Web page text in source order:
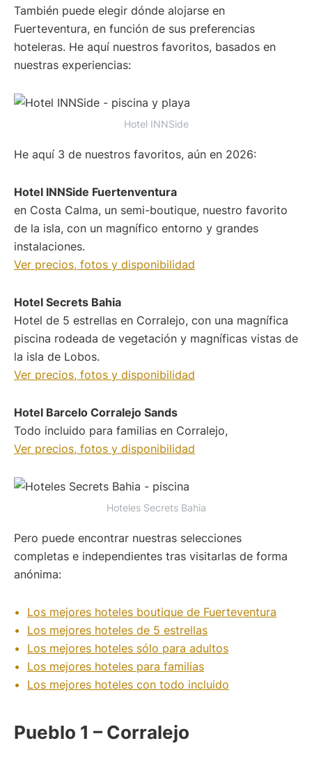
También puede elegir dónde alojarse en
Fuerteventura, en función de sus preferencias
hoteleras. He aquí nuestros favoritos, basados en
nuestras experiencias:
Hotel INNSide
He aquí 3 de nuestros favoritos, aún en 2026:
Hotel INNSide Fuertenventura
en Costa Calma, un semi-boutique, nuestro favorito
de la isla, con un magnífico entorno y grandes
instalaciones.
Ver precios, fotos y disponibilidad
Hotel Secrets Bahia
Hotel de 5 estrellas en Corralejo, con una magnífica
piscina rodeada de vegetación y magníficas vistas de
la isla de Lobos.
Ver precios, fotos y disponibilidad
Hotel Barcelo Corralejo Sands
Todo incluido para familias en Corralejo,
Ver precios, fotos y disponibilidad
Hoteles Secrets Bahia
Pero puede encontrar nuestras selecciones
completas e independientes tras visitarlas de forma
anónima:
Los mejores hoteles boutique de Fuerteventura
Los mejores hoteles de 5 estrellas
Los mejores hoteles sólo para adultos
Los mejores hoteles para familias
Los mejores hoteles con todo incluido
Pueblo 1 – Corralejo